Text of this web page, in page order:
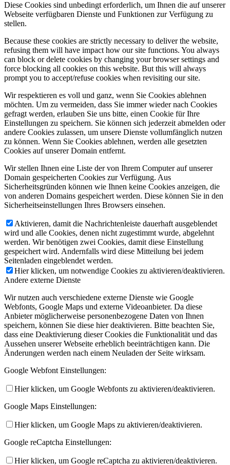
Diese Cookies sind unbedingt erforderlich, um Ihnen die auf unserer
Webseite verfügbaren Dienste und Funktionen zur Verfügung zu
stellen.
Because these cookies are strictly necessary to deliver the website,
refusing them will have impact how our site functions. You always
can block or delete cookies by changing your browser settings and
force blocking all cookies on this website. But this will always
prompt you to accept/refuse cookies when revisiting our site.
Wir respektieren es voll und ganz, wenn Sie Cookies ablehnen
möchten. Um zu vermeiden, dass Sie immer wieder nach Cookies
gefragt werden, erlauben Sie uns bitte, einen Cookie für Ihre
Einstellungen zu speichern. Sie können sich jederzeit abmelden oder
andere Cookies zulassen, um unsere Dienste vollumfänglich nutzen
zu können. Wenn Sie Cookies ablehnen, werden alle gesetzten
Cookies auf unserer Domain entfernt.
Wir stellen Ihnen eine Liste der von Ihrem Computer auf unserer
Domain gespeicherten Cookies zur Verfügung. Aus
Sicherheitsgründen können wie Ihnen keine Cookies anzeigen, die
von anderen Domains gespeichert werden. Diese können Sie in den
Sicherheitseinstellungen Ihres Browsers einsehen.
Aktivieren, damit die Nachrichtenleiste dauerhaft ausgeblendet
wird und alle Cookies, denen nicht zugestimmt wurde, abgelehnt
werden. Wir benötigen zwei Cookies, damit diese Einstellung
gespeichert wird. Andernfalls wird diese Mitteilung bei jedem
Seitenladen eingeblendet werden.
Hier klicken, um notwendige Cookies zu aktivieren/deaktivieren.
Andere externe Dienste
Wir nutzen auch verschiedene externe Dienste wie Google
Webfonts, Google Maps und externe Videoanbieter. Da diese
Anbieter möglicherweise personenbezogene Daten von Ihnen
speichern, können Sie diese hier deaktivieren. Bitte beachten Sie,
dass eine Deaktivierung dieser Cookies die Funktionalität und das
Aussehen unserer Webseite erheblich beeinträchtigen kann. Die
Änderungen werden nach einem Neuladen der Seite wirksam.
Google Webfont Einstellungen:
Hier klicken, um Google Webfonts zu aktivieren/deaktivieren.
Google Maps Einstellungen:
Hier klicken, um Google Maps zu aktivieren/deaktivieren.
Google reCaptcha Einstellungen:
Hier klicken, um Google reCaptcha zu aktivieren/deaktivieren.